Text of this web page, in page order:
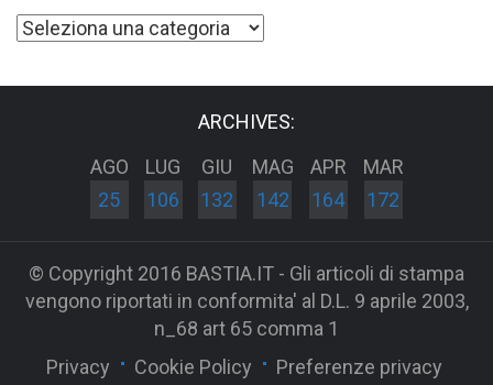
Categorie
ARCHIVES:
AGO
25
LUG
106
GIU
132
MAG
142
APR
164
MAR
172
© Copyright 2016 BASTIA.IT - Gli articoli di stampa
vengono riportati in conformita' al D.L. 9 aprile 2003,
n_68 art 65 comma 1
Privacy
Cookie Policy Preferenze privacy